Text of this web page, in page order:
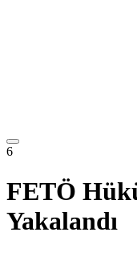
6
FETÖ
Yakalandı